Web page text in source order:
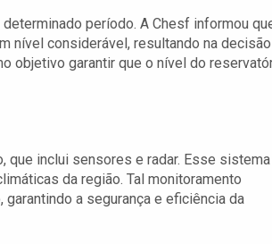
período. A Chesf informou
nível considerável, resultando na decisão
objetivo garantir que o nível do
que inclui sensores e radar. Esse sistema
da região. Tal monitoramento
a segurança e eficiência da